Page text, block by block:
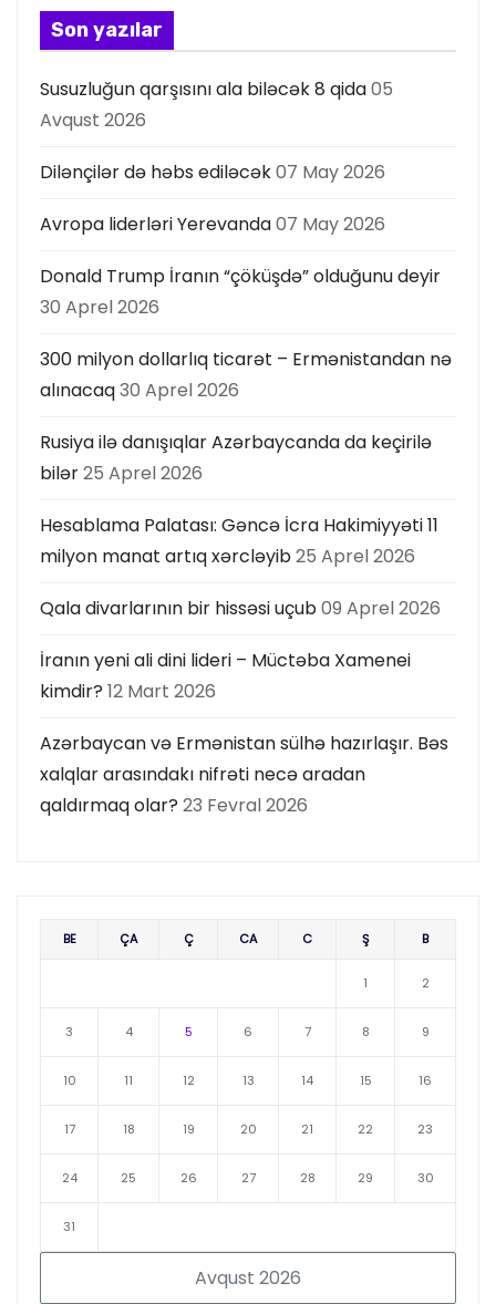
a
ı
Son yazılar
Susuzluğun qarşısını ala biləcək 8 qida05
Avqust 2026
Dilənçilər də həbs ediləcək07 May 2026
Avropa liderləri Yerevanda07 May 2026
Donald Trump İranın “çöküşdə” olduğunu deyir
30 Aprel 2026
300 milyon dollarlıq ticarət – Ermənistandan nə
alınacaq30 Aprel 2026
Rusiya ilə danışıqlar Azərbaycanda da keçirilə
bilər25 Aprel 2026
Hesablama Palatası: Gəncə İcra Hakimiyyəti 11
milyon manat artıq xərcləyib25 Aprel 2026
Qala divarlarının bir hissəsi uçub09 Aprel 2026
İranın yeni ali dini lideri – Müctəba Xamenei
kimdir? 12 Mart 2026
Azərbaycan və Ermənistan sülhə hazırlaşır. Bəs
xalqlar arasındakı nifrəti necə aradan
qaldırmaq olar? 23 Fevral 2026
Avqust 2026
BE ÇA Ç CA C Ş B
1 2
3 4 5 6 7 8 9
10 11 12 13 14 15 16
17 18 19 20 21 22 23
24 25 26 27 28 29 30
31